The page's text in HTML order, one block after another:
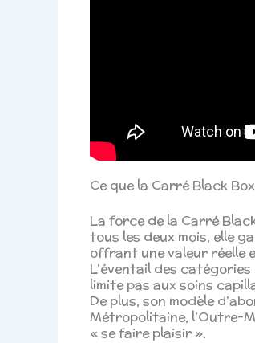
Ce que la Carré Black
La force de la Carré
tous les deux mois, elle
offrant une valeur réelle
L’éventail des
limite pas aux soins
De plus, son modèle
Métropolitaine, l’Outre-
« se faire plaisir ».